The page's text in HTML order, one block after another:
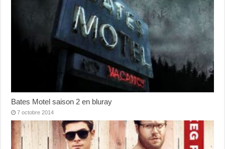
Bates Motel saison 2 en bluray
7 octobre 2014